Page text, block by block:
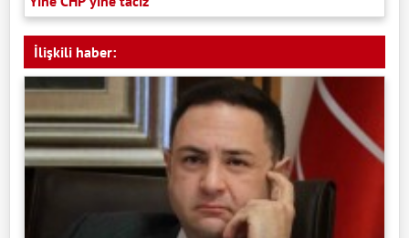
İlişkili haber: